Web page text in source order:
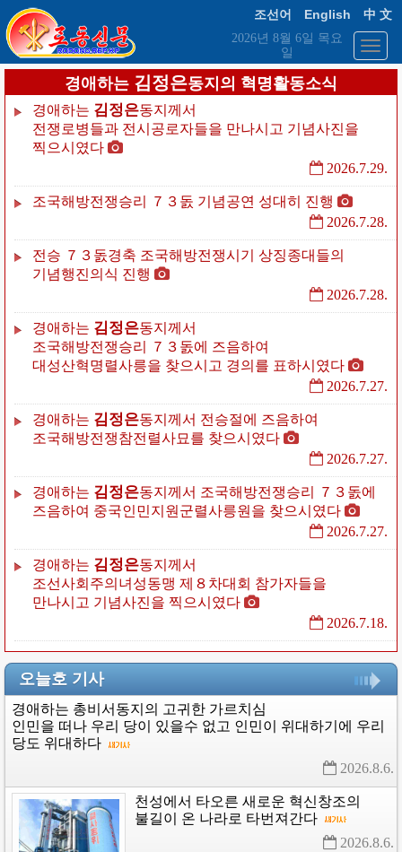
조선어 English
中 文
2026년 8월 6일 목요
일
경애하는 김정은동지의 혁명활동소식
경애하는 김정은동지께서
전쟁로병들과 전시공로자들을 만나시고 기념사진을
찍으시였다
2026.7.29.
조국해방전쟁승리 ７３돐 기념공연 성대히 진행
2026.7.28.
전승 ７３돐경축 조국해방전쟁시기
상징종대들의
기념행진의식 진행
2026.7.28.
경애하는 김정은동지께서
조국해방전쟁승리
７３돐에
즈음하여
대성산혁명렬사릉을 찾으시고 경의를 표하시였다
2026.7.27.
경애하는 김정은동지께서 전승절에
즈음하여
조국해방전쟁참전렬사묘를 찾으시였다
2026.7.27.
경애하는 김정은동지께서 조국해방전쟁승리
７３돐에
즈음하여 중국인민지원군렬사릉원을 찾으시였다
2026.7.27.
경애하는 김정은동지께서
조선사회주의녀성동맹 제８차대회 참가자들을
만나시고 기념사진을 찍으시였다
2026.7.18.
오늘호 기사
경애하는 총비서동지의 고귀한 가르치심
인민을 떠나 우리 당이 있을수 없고 인민이 위대하기에
우리
당도 위대하다
2026.8.6.
천성에서 타오른 새로운 혁신창조의
불길이
온 나라로 타번져간다
2026.8.6.